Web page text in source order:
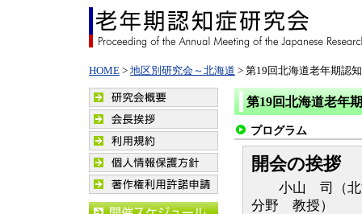
HOME > 地区別研究会～北海道 > 第19回北海道老年期認
第19回北海道老年
プログラム
開会の挨拶
小山 司（北海
分野 教授）